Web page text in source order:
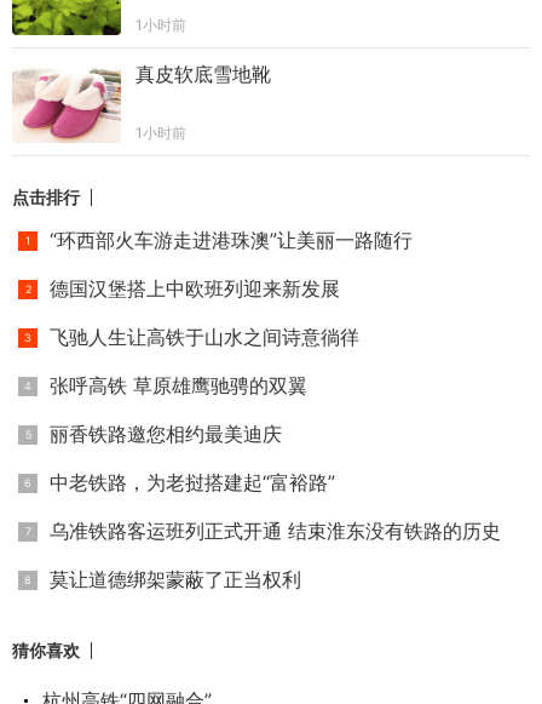
1小时前
真皮软底雪地靴
1小时前
点击排行
“环西部火车游走进港珠澳”让美丽一路随行
德国汉堡搭上中欧班列迎来新发展
飞驰人生让高铁于山水之间诗意徜徉
张呼高铁 草原雄鹰驰骋的双翼
丽香铁路邀您相约最美迪庆
中老铁路，为老挝搭建起“富裕路”
乌准铁路客运班列正式开通 结束淮东没有铁路的历史
莫让道德绑架蒙蔽了正当权利
猜你喜欢